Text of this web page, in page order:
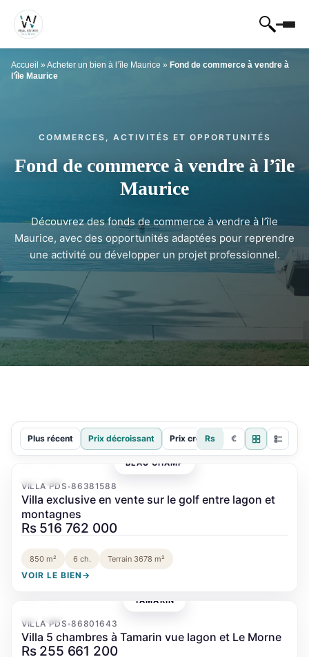
Accueil » Acheter un bien à l’île Maurice » Fond de commerce à vendre à
l’île Maurice
COMMERCES, ACTIVITÉS ET OPPORTUNITÉS
Fond de commerce à vendre à l’île
Maurice
Découvrez des fonds de commerce à vendre à l’île
Maurice, avec des opportunités adaptées pour reprendre
une activité ou développer un projet professionnel.
Plus récent Prix décroissant Prix croissant
Rs €
BEAU CHAMP
VILLA PDS•86381588
Villa exclusive en vente sur le golf entre lagon et
montagnes
Rs 516 762 000
850 m² 6 ch. Terrain 3678 m²
VOIR LE BIEN →
TAMARIN
VILLA PDS•86801643
Villa 5 chambres à Tamarin vue lagon et Le Morne
Rs 255 661 200